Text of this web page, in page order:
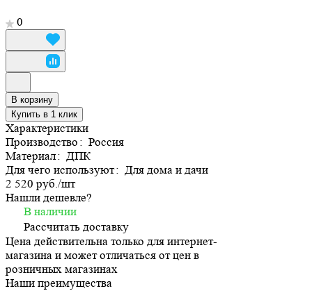
0
В корзину
Купить в 1 клик
Характеристики
Производство: Россия
Материал: ДПК
Для чего используют: Для дома и дачи
2 520 руб./шт
Нашли дешевле?
В наличии
Рассчитать доставку
Цена действительна только для интернет-
магазина и может отличаться от цен в
розничных магазинах
Наши преимущества